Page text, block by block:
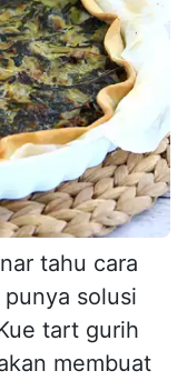
tahu cara
solusi
tart gurih
membuat